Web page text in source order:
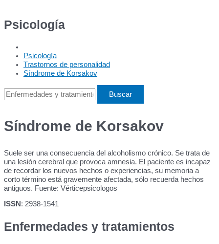
Psicología
Psicología
Trastornos de personalidad
Síndrome de Korsakov
Síndrome de Korsakov
Suele ser una consecuencia del alcoholismo crónico. Se trata de
una lesión cerebral que provoca amnesia. El paciente es incapaz
de recordar los nuevos hechos o experiencias, su memoria a
corto término está gravemente afectada, sólo recuerda hechos
antiguos. Fuente: Vérticepsicologos
ISSN : 2938-1541
Enfermedades y tratamientos